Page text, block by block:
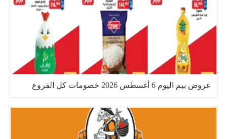
عروض بيم اليوم 6 أغسطس 2026 خصومات كل الفروع